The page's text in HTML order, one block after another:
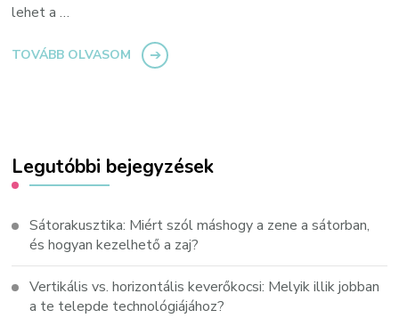
lehet a …
TOVÁBB OLVASOM
Legutóbbi bejegyzések
Sátorakusztika: Miért szól máshogy a zene a sátorban,
és hogyan kezelhető a zaj?
Vertikális vs. horizontális keverőkocsi: Melyik illik jobban
a te telepde technológiájához?